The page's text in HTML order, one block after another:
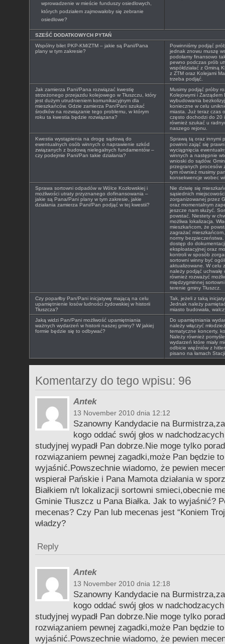
wprowadzenie w mieście funduszy osiedlowych,
których podziałem zajmowałoby się zebranie
osiedlowe?
SZEŚĆ DODATKOWYCH PYTAŃ
Wspólny bilet PKP-KM/ZTM – jakie są Pani/Pana
plany w tym zakresie?
Powinniśmy podjąć
jednak znowu muszę
podołamy finansowo
pewno podczas prób
współdziałać z Gminą
z ZTM oraz Kolejami
trzeba podjąć.
Jak zamierza Pani/Pana rozwiązać kwestię
strzeżonego przejazdu kolejowego w Tłuszczu, który
jest dużym utrudnieniem komunikacyjnym dla
mieszkańców. Gdzie zamierza Pan/Pani szukać
środków na rozwiązanie tego problemu, w którym
roku ta kwestia będzie rozwiązana?
Musimy podjąć próby
Kolejowymi i Zarządem
wybudowania
konieczne w celu
miasta. Już teraz czas
często dochodzi do 20
również szukać u
naszego rejonu.
Kwestia wystąpienia na drogę sądową do
ewentualnych osób winnych o naprawienie szkód
związanych z budową nielegalnych fundamentów –
czy podejmie Pani/Pan takie działania?
Sprawą tą oraz innymi
powinni zająć się
wyciągnięcia
winnych a następnie
wnioski do sądów.
przegranych procesów
tym również musimy
konsekwencje wobec
Sprawa sortowni odpadów w Wólce Kozłowskiej i
możliwości utraty przyznanego dofinansowania –
jakie są Pana/Pani plany w tym zakresie, jakie
działania zamierza Pani/Pan podjąć w tej kwestii?
Nie dziwię się
sąsiednich
zorganizowanej przez
oraz momentalnym
jeszcze nam służyć.
powstać. Niestety w
możliwa lokalizacja.
mieszkańcom, że
zagrażać
normy
dostęp do
eksploatacyjnej oraz
kontroli w sposób
sortowni winny być
aktualizowane. W celu
należy podjąć uchwałę
również rozważyć
międzygminnej
terenie gminy Tłuszcz.
Czy poparłby Pan/Pani inicjatywę mającą na celu
upamiętnienie losów ludności żydowskiej w historii
Tłuszcza?
Tak, jeżeli z taką
Jednak należy
miasto budowała,
Jaką widzi Pan/Pani możliwość upamiętniania
ważnych wydarzeń w historii naszej gminy? W jakiej
formie będzie się to odbywać?
Do upamiętniania
należy włączyć
tematyczne koncerty,
Należy również
wydarzeń które miały
odbicie więźniów z
pisano na łamach
Komentarzy do tego wpisu: 96
Antek
13 November 2010 dnia 12:12
Szanowny Kandydacie na
kogo oddać swój głos w
studyjnej wypadł Pan dobrze.Nie moge tylko
rozwiązaniem pewnej zagadki,może Pan będzie to
wyjaśnić.Powszechnie wiadomo, że pewien
wspierał Pańskie i Pana Mamota działania w
Białkiem n/t lokalizacji sortowni smieci,obecnie
Gminie Tłuszcz u Pana Białka. Jak to wyjaśnić?
mecenas? Czy Pan lub mecenas jest “Koniem
władzy?
Reply
Antek
13 November 2010 dnia 12:18
Szanowny Kandydacie na
kogo oddać swój głos w
studyjnej wypadł Pan dobrze.Nie moge tylko
rozwiązaniem pewnej zagadki,może Pan będzie to
wyjaśnić.Powszechnie wiadomo, że pewien